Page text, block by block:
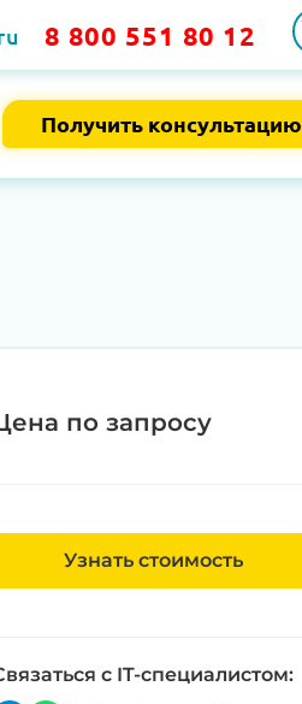
8 800 551 80 12
Получить консультацию
по запросу
Узнать стоимость
с IT-специалистом: